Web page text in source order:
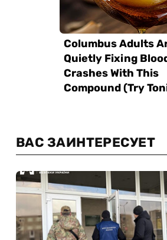
ВАС ЗАИНТЕРЕСУЕТ